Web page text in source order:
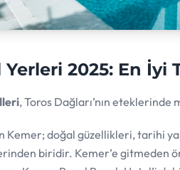
Yerleri 2025: En İyi
, Toros Dağları’nın
Kemer; doğal güzellikleri, tarihi
biridir. Kemer’e gitmeden